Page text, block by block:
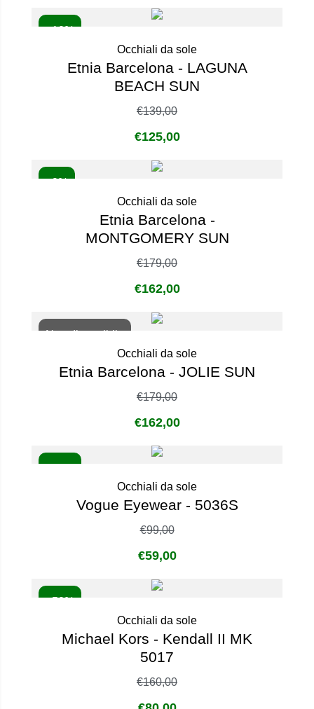
- 10%
Occhiali da sole
Etnia Barcelona - LAGUNA
BEACH SUN
€139,00
€125,00
- 9%
Occhiali da sole
Etnia Barcelona -
MONTGOMERY SUN
€179,00
€162,00
Non disponibile
Occhiali da sole
Etnia Barcelona - JOLIE SUN
€179,00
€162,00
Occhiali da sole
Vogue Eyewear - 5036S
€99,00
€59,00
Occhiali da sole
Michael Kors - Kendall II MK
5017
€160,00